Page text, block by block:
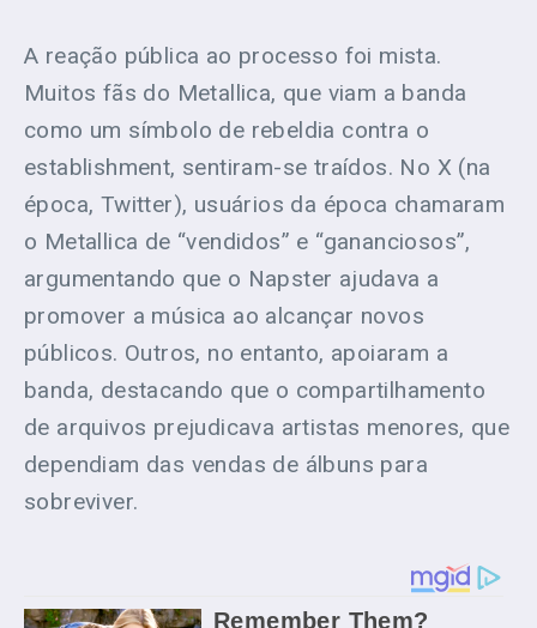
A reação pública ao processo foi mista.
Muitos fãs do Metallica, que viam a banda
como um símbolo de rebeldia contra o
establishment, sentiram-se traídos. No X (na
época, Twitter), usuários da época chamaram
o Metallica de “vendidos” e “gananciosos”,
argumentando que o Napster ajudava a
promover a música ao alcançar novos
públicos. Outros, no entanto, apoiaram a
banda, destacando que o compartilhamento
de arquivos prejudicava artistas menores, que
dependiam das vendas de álbuns para
sobreviver.